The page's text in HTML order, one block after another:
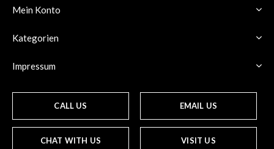
Mein Konto
Kategorien
Impressum
CALL US EMAIL US
CHAT WITH US VISIT US